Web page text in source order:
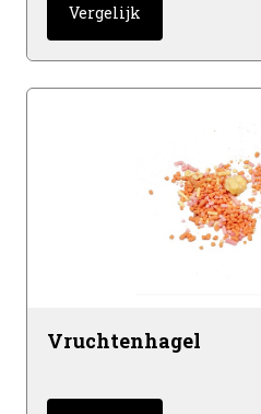
Vergelijk
Vruchtenhagel